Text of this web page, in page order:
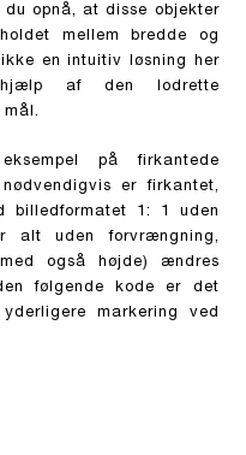
opnå, at disse objekter
mellem bredde og
en intuitiv løsning her
af den lodrette
på firkantede
er firkantet,
billedformatet 1: 1 uden
alt uden forvrængning,
også højde) ændres
følgende kode er det
markering ved